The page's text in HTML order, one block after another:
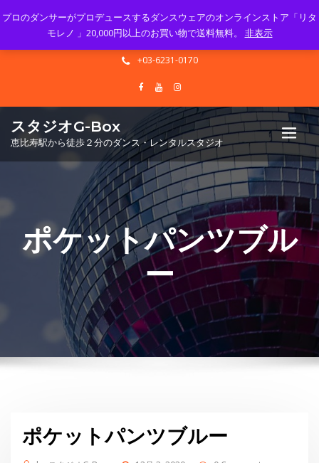
Mon - Sun 10.00 - 23.00
info@gbox-tango.com
+03-6231-0170
スタジオG-Box
恵比寿駅から徒歩２分のダンス・レンタルスタジオ
ポケットパンツブル
ー
ポケットパンツブルー
プロのダンサーがプロデュースするダンスウェアのオンラインストア「リタ
モレノ 」20,000円以上のお買い物で送料無料。 非表示